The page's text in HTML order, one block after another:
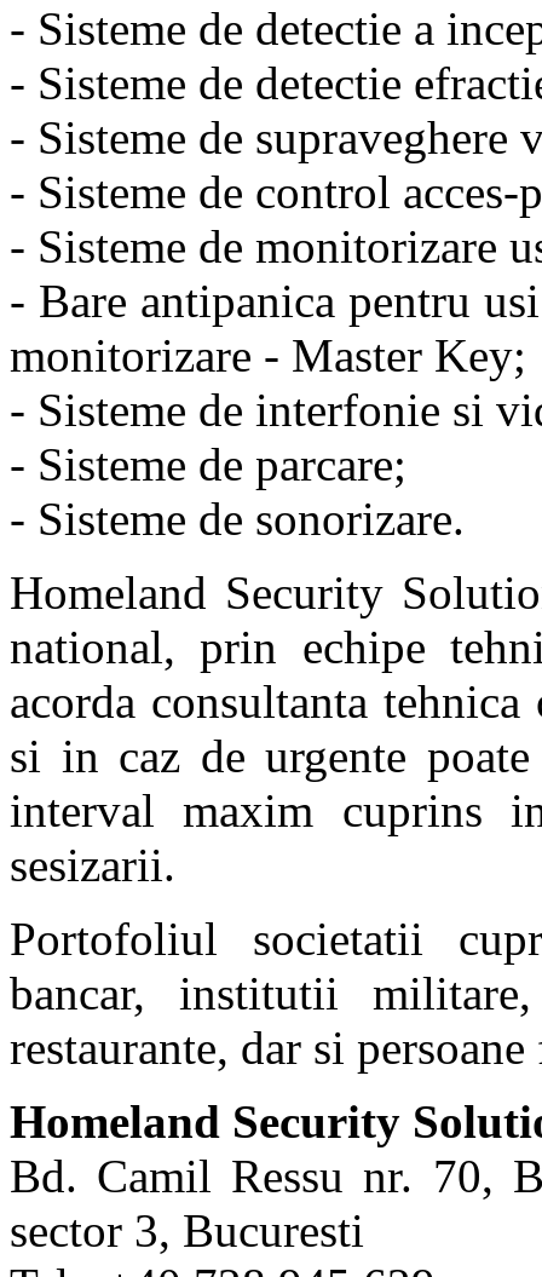
- Sisteme de detectie a
- Sisteme de detectie
- Sisteme de supraveghere
- Sisteme de control
- Sisteme de monitorizare
- Bare antipanica pentru
monitorizare - Master Key;
- Sisteme de interfonie si
- Sisteme de parcare;
- Sisteme de sonorizare.
Homeland Security
national, prin echipe
acorda consultanta
si in caz de urgente
interval maxim cuprins
sesizarii.
Portofoliul societatii
bancar, institutii
restaurante, dar si
Homeland Security
Bd. Camil Ressu nr. 70,
sector 3, Bucuresti